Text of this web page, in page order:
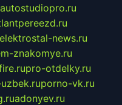
autostudiopro.ru
elektrostal-news.ru
znakomye.ru
pro-otdelky.ru
porno-vk.ru
adonyev.ru